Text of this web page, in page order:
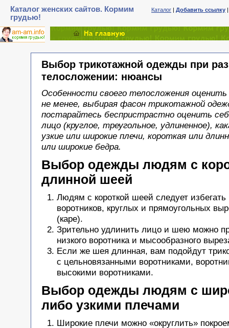
Каталог женских сайтов. Кормим
грудью!
Каталог | Добавить ссылку
Выбор трикотажной одежды при
телосложении: нюансы
Особенности своего телосложения
не менее, выбирая фасон трикотажной
постарайтесь беспристрастно оценить
лицо (круглое, треугольное, удлиненное),
узкие или широкие плечи, короткая или
или широкие бедра.
Выбор одежды людям с
длинной шеей
Людям с короткой шеей следует избегать
воротников, круглых и прямоугольных
(каре).
Зрительно удлинить лицо и шею можно
низкого воротника и мысообразного
Если же шея длинная, вам подойдут
с цельновязанными воротниками,
высокими воротниками.
Выбор одежды людям с
либо узкими плечами
Широкие плечи можно «округлить»